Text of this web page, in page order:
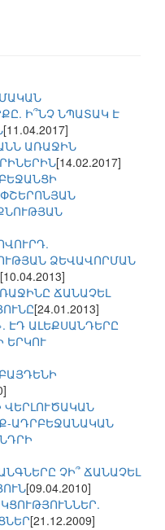
Ի՞ՆՉ ՆՊԱՏԱԿ Է
[11.04.2017]
ԱՌԱՋԻՆ
[14.02.2017]
ՁԵՎԱՎՈՐՄԱՆ
[10.04.2013]
ՃԱՆԱՉԵԼ
[24.01.2013]
ԷԴ ԱԼԵՔՍԱՆԴԵՐԸ
ԵՐԿՈՒ
ՎԵՐԼՈՒԾԱԿԱՆ
ԱԴՐԲԵՋԱՆԱԿԱՆ
ՉԻ՞ ՃԱՆԱՉԵԼ
[09.04.2010]
[21.12.2009]